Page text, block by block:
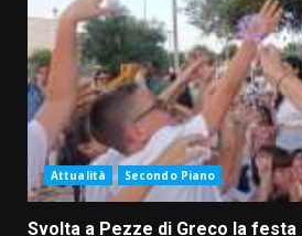
Attualità Secondo Piano
Svolta a Pezze di Greco la